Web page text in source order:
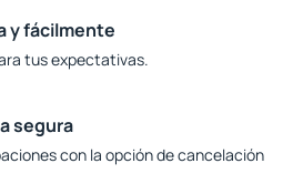
y fácilmente
tus expectativas.
segura
con la opción de cancelación